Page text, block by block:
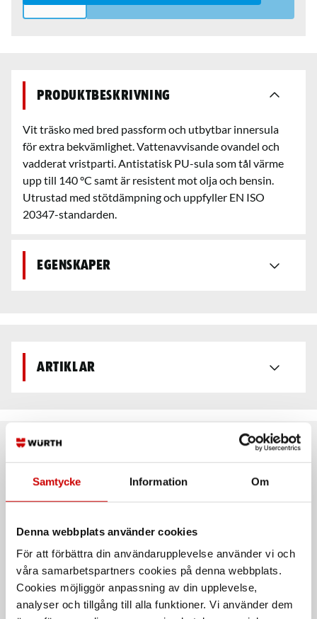
Samtycke Information Om
Denna webbplats använder cookies
För att förbättra din användarupplevelse använder vi och
våra samarbetspartners cookies på denna webbplats.
Cookies möjliggör anpassning av din upplevelse,
analyser och tillgång till alla funktioner. Vi använder dem
Produktbeskrivning
Vit träsko med bred passform och utbytbar innersula
för extra bekvämlighet. Vattenavvisande ovandel och
vadderat vristparti. Antistatisk PU-sula som tål värme
upp till 140 °C samt är resistent mot olja och bensin.
Utrustad med stötdämpning och uppfyller EN ISO
20347-standarden.
Egenskaper
Artiklar
Rekommenderat baserat på vald produkt
Yrkestoffel Euro-Dan Flex